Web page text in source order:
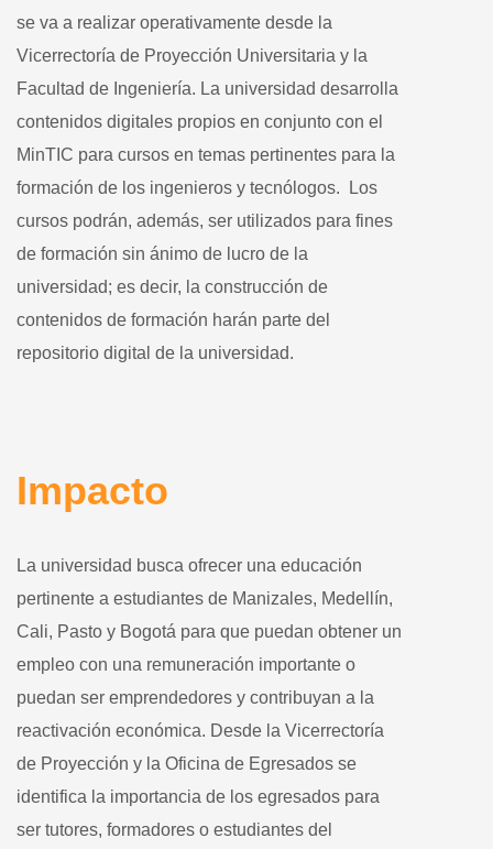
se va a realizar operativamente desde la
Vicerrectoría de Proyección Universitaria y la
Facultad de Ingeniería. La universidad desarrolla
contenidos digitales propios en conjunto con el
MinTIC para cursos en temas pertinentes para la
formación de los ingenieros y tecnólogos. Los
cursos podrán, además, ser utilizados para fines
de formación sin ánimo de lucro de la
universidad; es decir, la construcción de
contenidos de formación harán parte del
repositorio digital de la universidad.
Impacto
La universidad busca ofrecer una educación
pertinente a estudiantes de Manizales, Medellín,
Cali, Pasto y Bogotá para que puedan obtener un
empleo con una remuneración importante o
puedan ser emprendedores y contribuyan a la
reactivación económica. Desde la Vicerrectoría
de Proyección y la Oficina de Egresados se
identifica la importancia de los egresados para
ser tutores, formadores o estudiantes del